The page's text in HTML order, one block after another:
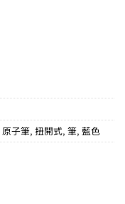
原子筆, 扭開式, 筆, 藍色